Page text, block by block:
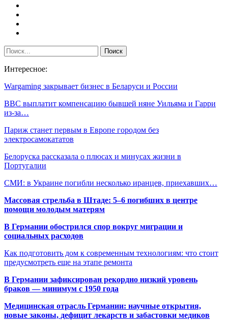
Интересное:
Wargaming закрывает бизнес в Беларуси и России
BBC выплатит компенсацию бывшей няне Уильяма и Гарри
из-за…
Париж станет первым в Европе городом без
электросамокататов
Белоруска рассказала о плюсах и минусах жизни в
Португалии
СМИ: в Украине погибли несколько иранцев, приехавших…
Массовая стрельба в Штаде: 5–6 погибших в центре
помощи молодым матерям
В Германии обострился спор вокруг миграции и
социальных расходов
Как подготовить дом к современным технологиям: что стоит
предусмотреть еще на этапе ремонта
В Германии зафиксирован рекордно низкий уровень
браков — минимум с 1950 года
Медицинская отрасль Германии: научные открытия,
новые законы, дефицит лекарств и забастовки медиков